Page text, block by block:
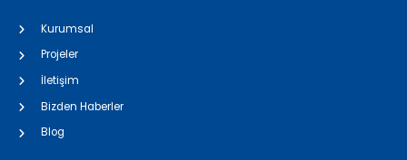
Kurumsal
Projeler
İletişim
Bizden Haberler
Blog